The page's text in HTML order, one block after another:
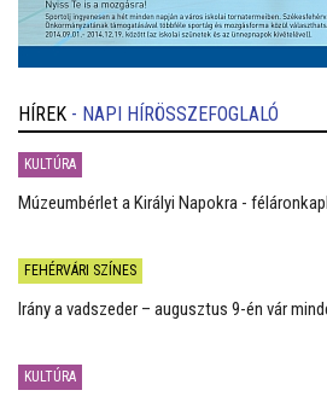
HÍREK - NAPI HÍRÖSSZEFOGLALÓ
KULTÚRA
Múzeumbérlet a Királyi Napokra -
FEHÉRVÁRI SZÍNES
Irány a vadszeder – augusztus 9-én vár
KULTÚRA